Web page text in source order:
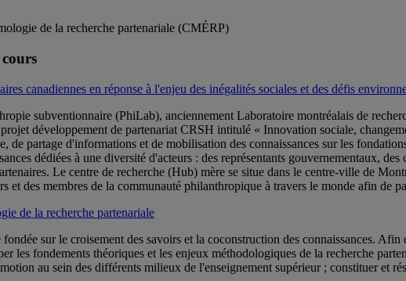
de la recherche partenariale (CMÉRP)
canadiennes en réponse à l'enjeu des inégalités sociales et des défis
subventionnaire (PhiLab), anciennement Laboratoire montréalais de
développement de partenariat CRSH intitulé « Innovation sociale,
de partage d'informations et de mobilisation des connaissances sur les
dédiées à une diversité d'acteurs : des représentants gouvernementaux,
Le centre de recherche (Hub) mère se situe dans le centre-ville de
des membres de la communauté philanthropique à travers le monde afin de
de la recherche partenariale
sur le croisement des savoirs et la coconstruction des connaissances.
les fondements théoriques et les enjeux méthodologiques de la recherche
au sein des différents milieux de l'enseignement supérieur ; constituer et